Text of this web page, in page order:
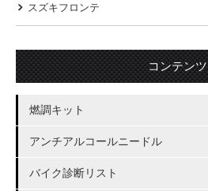
スズキフロンテ
コンテンツ
燃調キット
アンチアルコールニードル
バイク診断リスト